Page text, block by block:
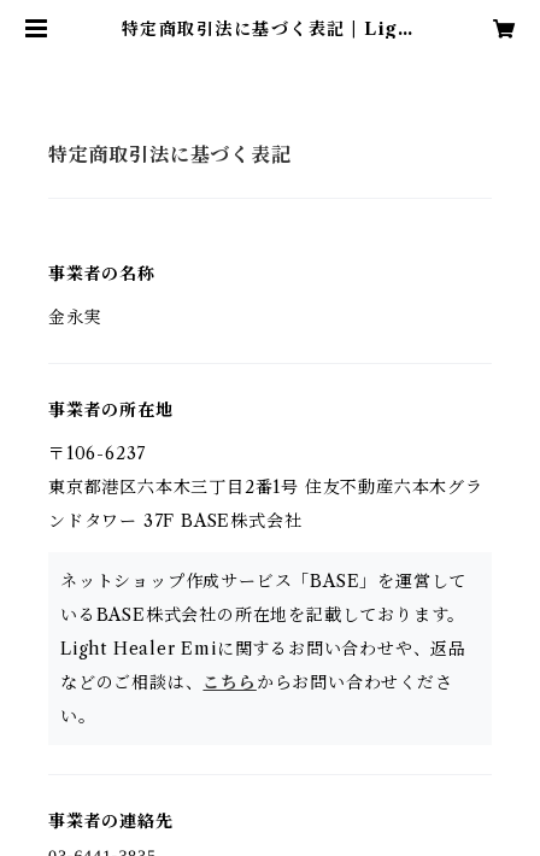
特定商取引法に基づく表記 | Light
特定商取引法に基づく表記
事業者の名称
金永実
事業者の所在地
〒106-6237
東京都港区六本木三丁目2番1号 住友不動産六本木グラ
ンドタワー 37F BASE株式会社
ネットショップ作成サービス「BASE」を運営して
いるBASE株式会社の所在地を記載しております。
Light Healer Emiに関するお問い合わせや、返品
などのご相談は、 こちら からお問い合わせくださ
い。
事業者の連絡先